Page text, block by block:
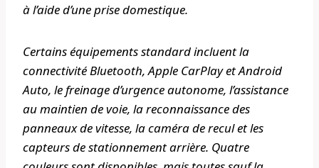
à l’aide d’une prise domestique.
Certains équipements standard incluent la
connectivité Bluetooth, Apple CarPlay et Android
Auto, le freinage d’urgence autonome, l’assistance
au maintien de voie, la reconnaissance des
panneaux de vitesse, la caméra de recul et les
capteurs de stationnement arrière. Quatre